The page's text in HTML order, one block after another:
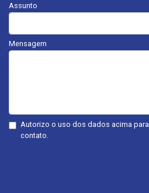
Assunto
Mensagem
Autorizo o uso dos dados acima para
contato.